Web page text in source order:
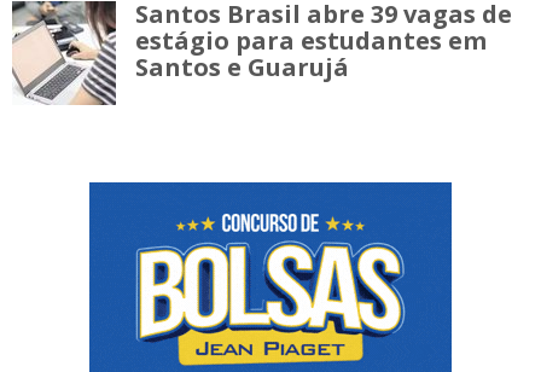
Santos Brasil abre 39 vagas de
estágio para estudantes em
Santos e Guarujá